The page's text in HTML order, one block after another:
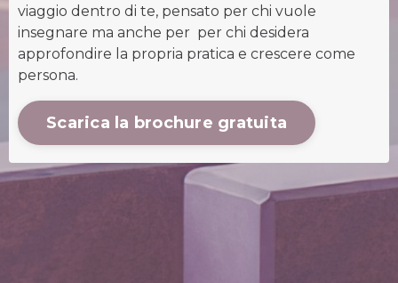
viaggio dentro di te, pensato per chi vuole
insegnare ma anche per per chi desidera
approfondire la propria pratica e crescere come
persona.
Scarica la brochure gratuita